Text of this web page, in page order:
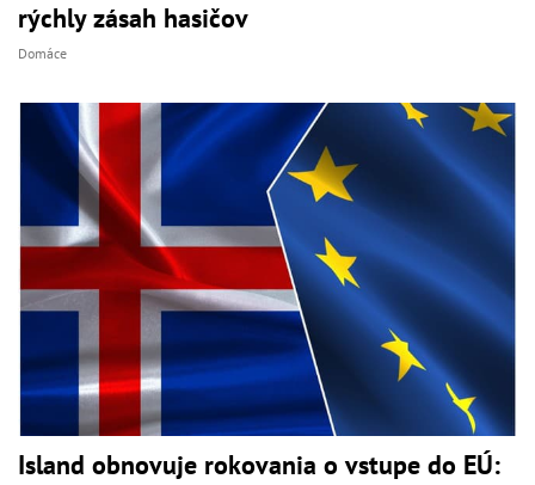
rýchly zásah hasičov
Domáce
Island obnovuje rokovania o vstupe do EÚ: